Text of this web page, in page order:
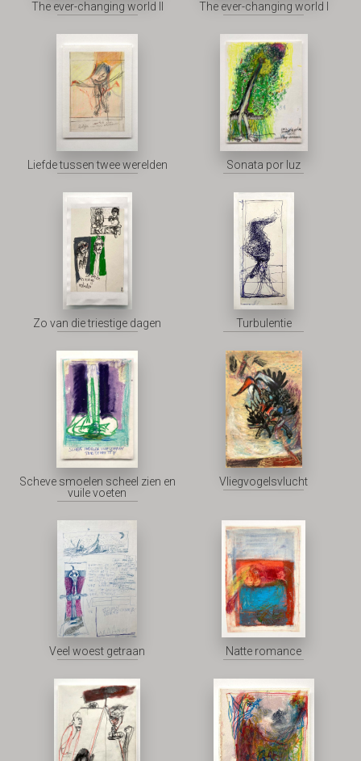
The ever-changing world II The ever-changing world I
Liefde tussen twee werelden Sonata por luz
Zo van die triestige dagen Turbulentie
Scheve smoelen scheel zien en
vuile voeten
Vliegvogelsvlucht
Veel woest getraan Natte romance